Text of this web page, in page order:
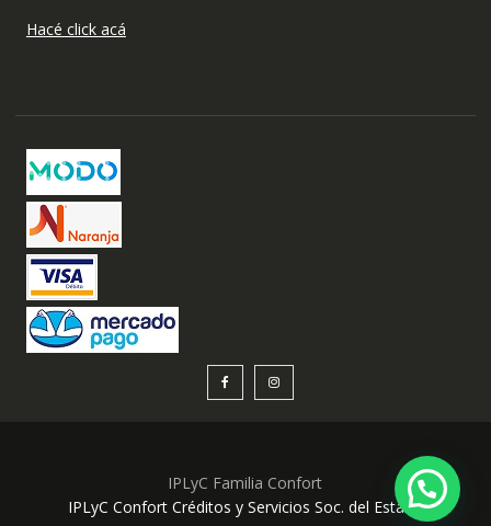
Hacé click acá
IPLyC Familia Confort
IPLyC Confort Créditos y Servicios Soc. del Estado